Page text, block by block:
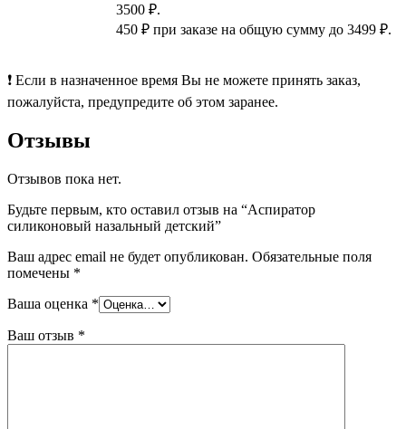
3500 ₽.
450 ₽ при заказе на общую сумму до 3499 ₽.
❗ Если в назначенное время Вы не можете принять заказ,
пожалуйста, предупредите об этом заранее.
Отзывы
Отзывов пока нет.
Будьте первым, кто оставил отзыв на “Аспиратор
силиконовый назальный детский”
Ваш адрес email не будет опубликован. Обязательные поля
помечены *
Ваша оценка *
Ваш отзыв *